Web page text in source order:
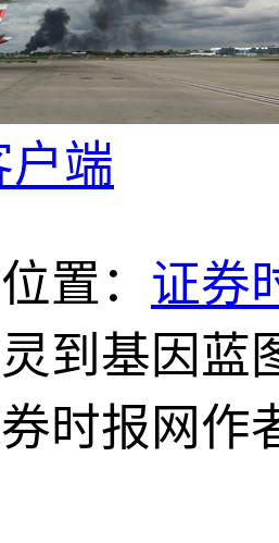
户端
置： 证券
到基因蓝
时报网作